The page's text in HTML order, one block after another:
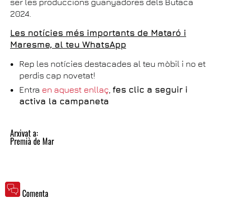
2024.
Les notícies més importants de Mataró i
Maresme, al teu WhatsApp
Rep les notícies destacades al teu mòbil i no et
perdis cap novetat!
Entra en aquest enllaç fes clic a seguir i
activa la campaneta
Arxivat a:
Premià de Mar
Comenta